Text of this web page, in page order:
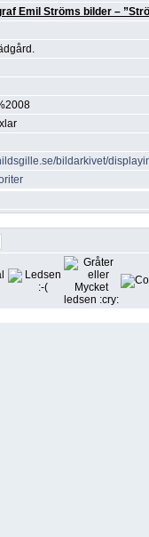
Emil Ströms bilder –
bildarkivet/